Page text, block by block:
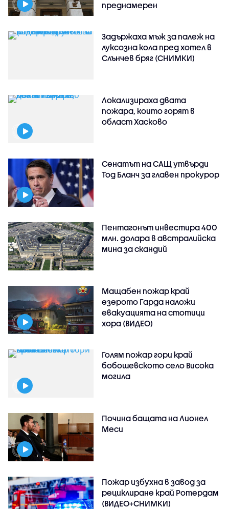
преднамерен
Задържаха мъж за палеж на
луксозна кола пред хотел в
Слънчев бряг (СНИМКИ)
Локализираха двата
пожара, които горят в
област Хасково
Сенатът на САЩ утвърди
Тод Бланч за главен прокурор
Пентагонът инвестира 400
млн. долара в австралийска
мина за скандий
Мащабен пожар край
езерото Гарда наложи
евакуацията на стотици
хора (ВИДЕО)
Голям пожар гори край
бобошевското село Висока
могила
Почина бащата на Лионел
Меси
Пожар избухна в завод за
рециклиране край Ротердам
(ВИДЕО+СНИМКИ)